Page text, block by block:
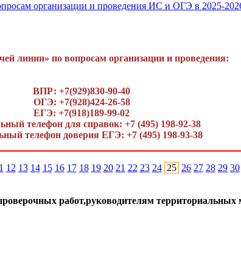
организации и проведения ИС и ОГЭ в 2025-
линии» по вопросам организации и проведения:
ВПР: +7(929)830-90-40
ОГЭ: +7(928)424-26-58
ЕГЭ: +7(918)189-99-02
телефон для справок: +7 (495) 198-92-38
телефон доверия ЕГЭ: +7 (495) 198-93-38
12 13 14 15 16 17 18 19 20 21 22 23 24 25 26 27 28 29 30
работ,руководителям территориальных